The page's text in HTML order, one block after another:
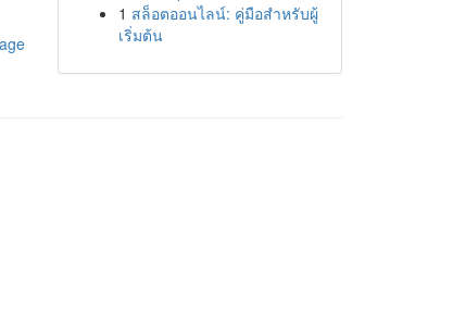
1 สล็อตออนไลน์: คู่มือสำหรับผู้
เริ่มต้น